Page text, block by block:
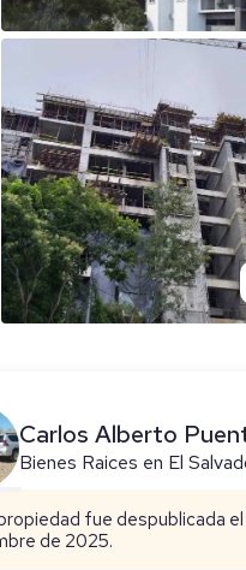
Carlos Alberto
Bienes Raices en El
fue despublicada
de 2025.